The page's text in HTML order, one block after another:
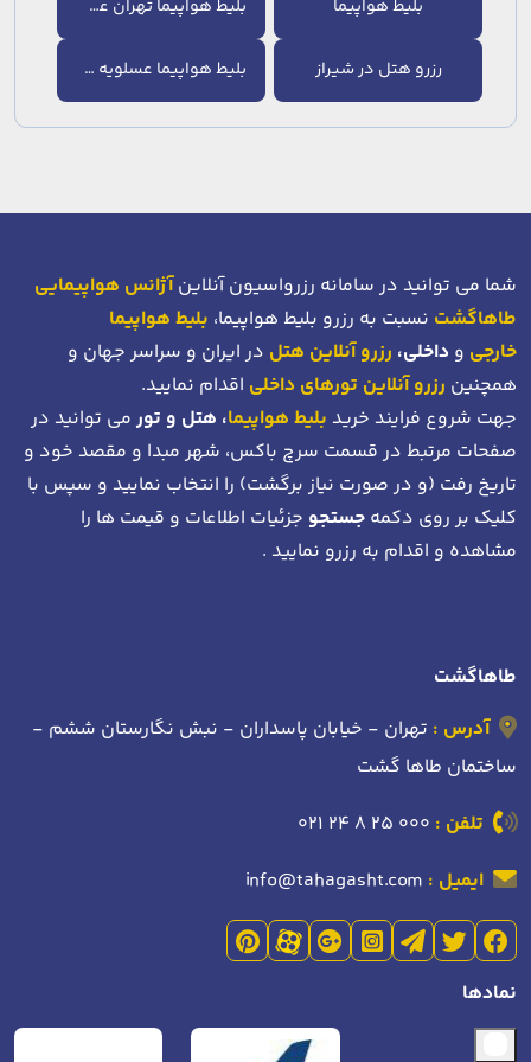
بلیط هواپیما بلیط هواپیما تهران عسلویه
رزرو هتل در شیراز بلیط هواپیما عسلویه شیراز
شما می توانید در سامانه رزرواسیون آنلاینآژانس هواپیمایی
طاهاگشت نسبت به رزرو بلیط هواپیما، بلیط هواپیما
خارجی و داخلی، رزرو آنلاین هتل در ایران و سراسر جهان و
همچنین رزرو آنلاین تورهای داخلی اقدام نمایید.
جهت شروع فرایند خرید بلیط هواپیما، هتل و تورمی توانید در
صفحات مرتبط در قسمت سرچ باکس، شهر مبدا و مقصد خود و
تاریخ رفت (و در صورت نیاز برگشت) را انتخاب نمایید و سپس با
کلیک بر روی دکمه جستجو جزئیات اطلاعات و قیمت ها را
مشاهده و اقدام به رزرو نمایید .
طاهاگشت
آدرس : تهران - خیابان پاسداران - نبش نگارستان ششم -
ساختمان طاها گشت
تلفن : 021 24 8 25 000
ایمیل : info@tahagasht.com
نمادها